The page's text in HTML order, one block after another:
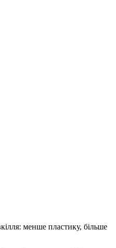
менше пластику, більше